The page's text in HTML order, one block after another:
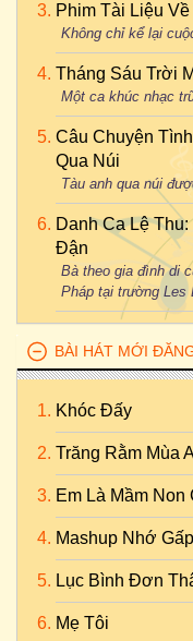
Phim Tài Liệu
Không chỉ kể lại
Tháng Sáu Trời
Một ca khúc nhạc
Câu Chuyện
Qua Núi
Tàu anh qua núi
Danh Ca Lệ
Đận
Bà theo gia đình di
Pháp tại trường Les
BÀI HÁT MỚI
Khóc Đấy
Trăng Rằm Mùa
Em Là Mầm Non
Mashup Nhớ
Lục Bình Đơn
Mẹ Tôi